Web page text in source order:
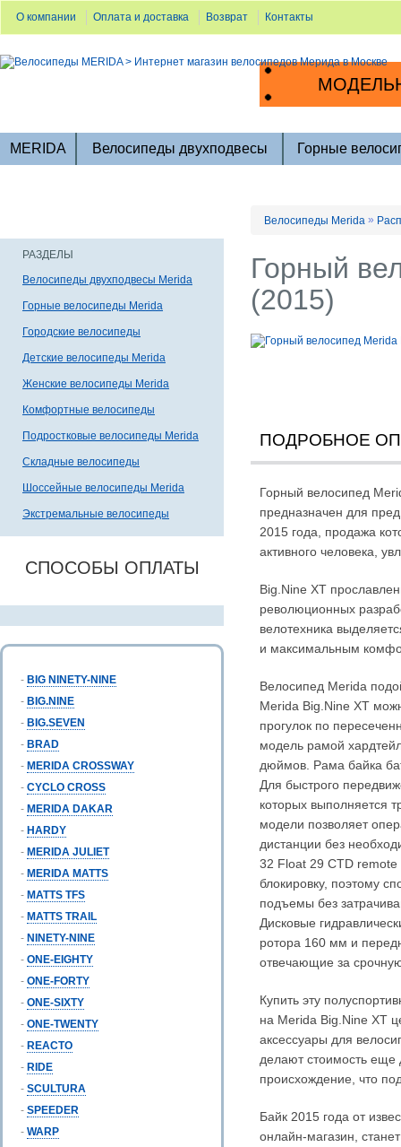
О компании Оплата и доставка Возврат Контакты
MERIDA Велосипеды двухподвесы Горные
РАЗДЕЛЫ
Велосипеды двухподвесы Merida
Горные велосипеды Merida
Городские велосипеды
Детские велосипеды Merida
Женские велосипеды Merida
Комфортные велосипеды
Подростковые велосипеды Merida
Складные велосипеды
Шоссейные велосипеды Merida
Экстремальные велосипеды
СПОСОБЫ ОПЛАТЫ
- BIG NINETY-NINE
- BIG.NINE
- BIG.SEVEN
- BRAD
- MERIDA CROSSWAY
- CYCLO CROSS
- MERIDA DAKAR
- HARDY
- MERIDA JULIET
- MERIDA MATTS
- MATTS TFS
- MATTS TRAIL
- NINETY-NINE
- ONE-EIGHTY
- ONE-FORTY
- ONE-SIXTY
- ONE-TWENTY
- REACTO
- RIDE
- SCULTURA
- SPEEDER
- WARP
Велосипеды Merida »
Горный
(2015)
ПОДРОБНОЕ
Горный велосипед
предназначен для
2015 года, продажа
активного человека,
Big.Nine XT
революционных
велотехника
и максимальным
Велосипед Merida
Merida Big.Nine XT
прогулок по
модель рамой
дюймов. Рама байка
Для быстрого
которых выполняется
модели позволяет
дистанции без
32 Float 29 CTD
блокировку, поэтому
подъемы без
Дисковые
ротора 160 мм и
отвечающие за
Купить эту
на Merida Big.Nine XT
аксессуары для
делают стоимость еще
происхождение, что
Байк 2015 года от
онлайн-магазин,